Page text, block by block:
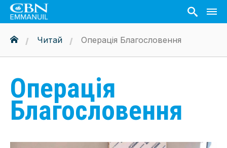
Читай Операція Благословення
Операція
Благословення